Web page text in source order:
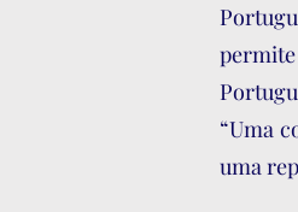
“Uma
uma